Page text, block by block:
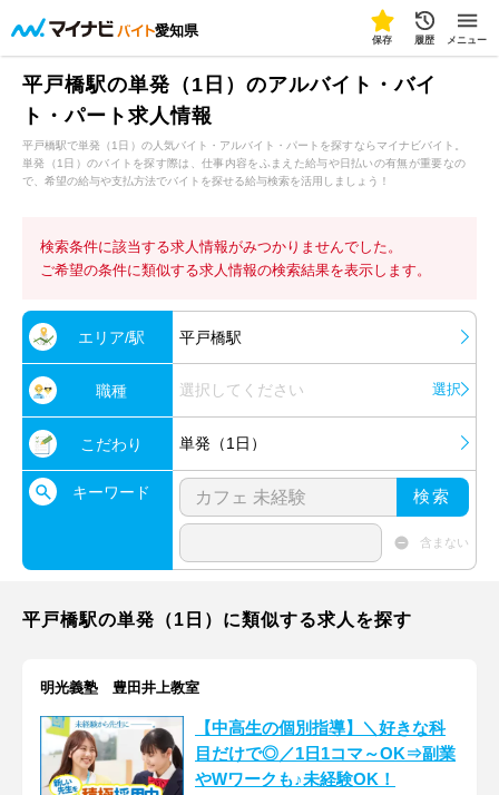
愛知県
保存 履歴 メニュー
平戸橋駅の単発（1日）のアルバイト・バイ
ト・パート求人情報
平戸橋駅で単発（1日）の人気バイト・アルバイト・パートを探すならマイナビバイト。
単発（1日）のバイトを探す際は、仕事内容をふまえた給与や日払いの有無が重要なの
で、希望の給与や支払方法でバイトを探せる給与検索を活用しましょう！
検索条件に該当する求人情報がみつかりませんでした。
ご希望の条件に類似する求人情報の検索結果を表示します。
エリア/駅 平戸橋駅
職種 選択してください 選択
こだわり 単発（1日）
キーワード 検索
含まない
平戸橋駅の単発（1日）に類似する求人を探す
明光義塾 豊田井上教室
【中高生の個別指導】＼好きな科
目だけで◎／1日1コマ～OK⇒副業
やWワークも♪未経験OK！